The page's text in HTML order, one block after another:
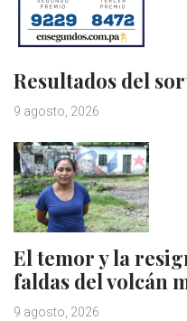
Resultados del
9 agosto, 2026
El temor y la
faldas del volcán
9 agosto, 2026